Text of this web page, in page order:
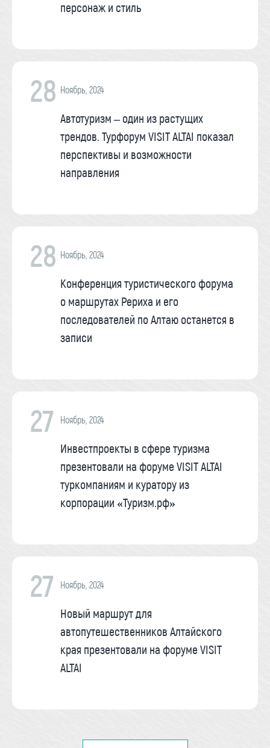
персонаж и стиль
28 Ноябрь, 2024
Автотуризм – один из растущих
трендов. Турфорум VISIT ALTAI показал
перспективы и возможности
направления
28 Ноябрь, 2024
Конференция туристического форума
о маршрутах Рериха и его
последователей по Алтаю останется в
записи
27 Ноябрь, 2024
Инвестпроекты в сфере туризма
презентовали на форуме VISIT ALTAI
туркомпаниям и куратору из
корпорации «Туризм.рф»
27 Ноябрь, 2024
Новый маршрут для
автопутешественников Алтайского
края презентовали на форуме VISIT
ALTAI